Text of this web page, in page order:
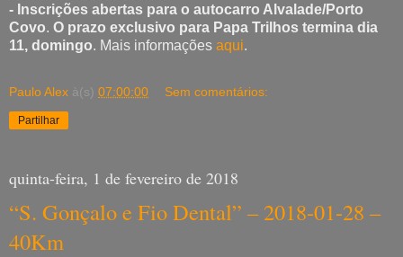
- Inscrições abertas para o autocarro Alvalade/Porto
Covo. O prazo exclusivo para Papa Trilhos termina dia
11, domingo. Mais informações aqui.
Paulo Alex à(s) 07:00:00 Sem comentários:
Partilhar
quinta-feira, 1 de fevereiro de 2018
“S. Gonçalo e Fio Dental” – 2018-01-28 –
40Km